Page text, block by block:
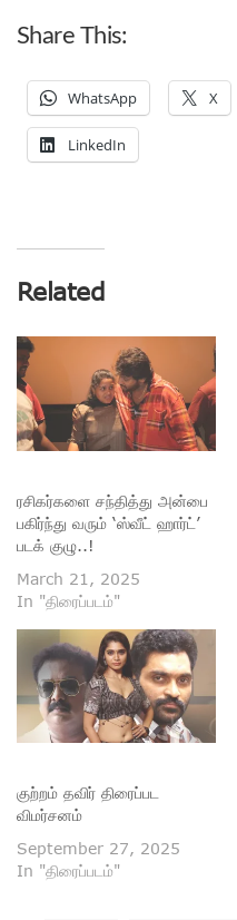
Share This:
WhatsApp X
LinkedIn
Related
ரசிகர்களை சந்தித்து அன்பை
பகிர்ந்து வரும் ‘ஸ்வீட் ஹார்ட்’
படக் குழு..!
March 21, 2025
In "திரைப்படம்"
குற்றம் தவிர் திரைப்பட
விமர்சனம்
September 27, 2025
In "திரைப்படம்"